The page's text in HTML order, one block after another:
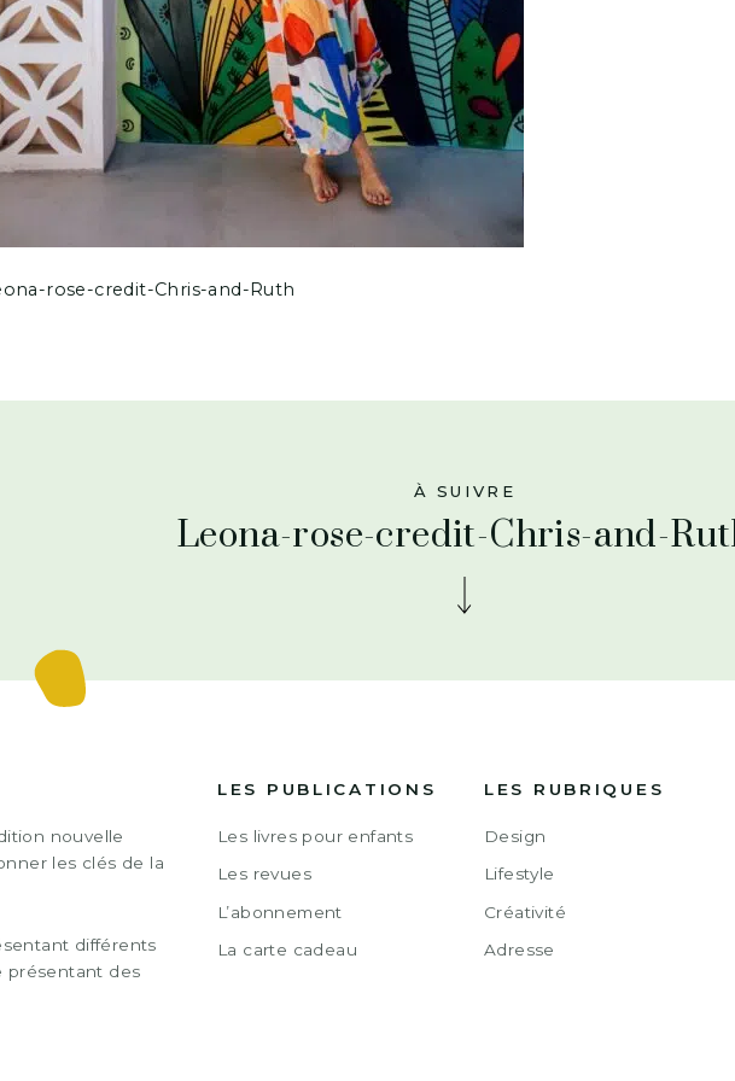
rose-credit-Chris-and-Ruth
À SUIVRE
Leona-rose-credit-Chris-and-
nouvelle
les clés de la
différents
présentant des
LES PUBLICATIONS
Les livres pour enfants
Les revues
L’abonnement
La carte cadeau
LES RUBRIQUES
Design
Lifestyle
Créativité
Adresse